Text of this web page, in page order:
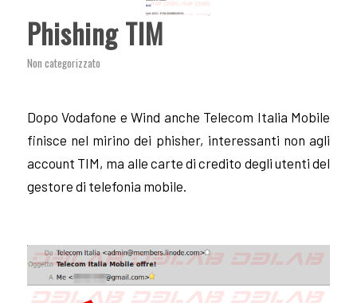
Phishing TIM
Non categorizzato
Dopo Vodafone e Wind anche Telecom Italia Mobile
finisce nel mirino dei phisher, interessanti non agli
account TIM, ma alle carte di credito degli utenti del
gestore di telefonia mobile.